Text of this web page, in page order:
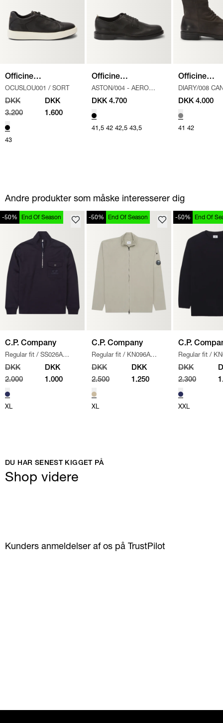
Officine
Creative
OCUSLOU001 / SORT
DKK
3.200
DKK
1.600
43
Officine
Creative
ASTON/004 - AERO
DEER SKO (048
DKK 4.700
41,5 42 42,5 43,5
Officine
Creative
DIARY/008
VERTIGO
DKK 4.000
41 42
Andre produkter som måske interesserer dig
-50% End Of Season
C.P. Company
Regular fit / SS026A
005086W SWEATSHIRT
NAVY
DKK
2.000
DKK
1.000
XL
-50% End Of Season
C.P. Company
Regular fit / KN096A
110560A STRIK / SAND
DKK
2.500
DKK
1.250
XL
-50% End Of
C.P.
Regular fit /
/ NAVY
DKK
2.300
XXL
DU HAR SENEST KIGGET PÅ
Shop videre
Kunders anmeldelser af os på TrustPilot